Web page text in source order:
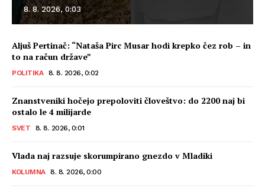
8. 8. 2026, 0:03
Aljuš Pertinač: “Nataša Pirc Musar hodi krepko čez rob – in
to na račun države”
POLITIKA 8. 8. 2026, 0:02
Znanstveniki hočejo prepoloviti človeštvo: do 2200 naj bi
ostalo le 4 milijarde
SVET 8. 8. 2026, 0:01
Vlada naj razsuje skorumpirano gnezdo v Mladiki
KOLUMNA 8. 8. 2026, 0:00